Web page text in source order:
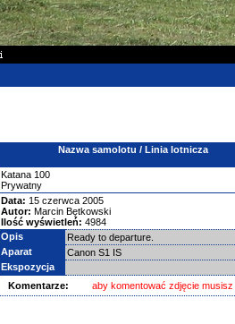
Nazwa samolotu / Linia lotnicza
Katana 100
Prywatny
Data: 15 czerwca 2005
Autor: Marcin Bętkowski
Ilość wyświetleń: 4984
Opis
Ready to departure.
Aparat
Canon S1 IS
Ekspozycja
Komentarze:
aby komentować zdjęcie musisz